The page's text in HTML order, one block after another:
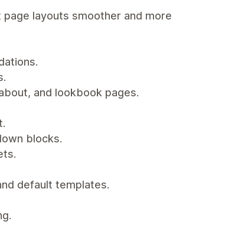
layouts smoother and more
and lookbook pages.
blocks.
default templates.